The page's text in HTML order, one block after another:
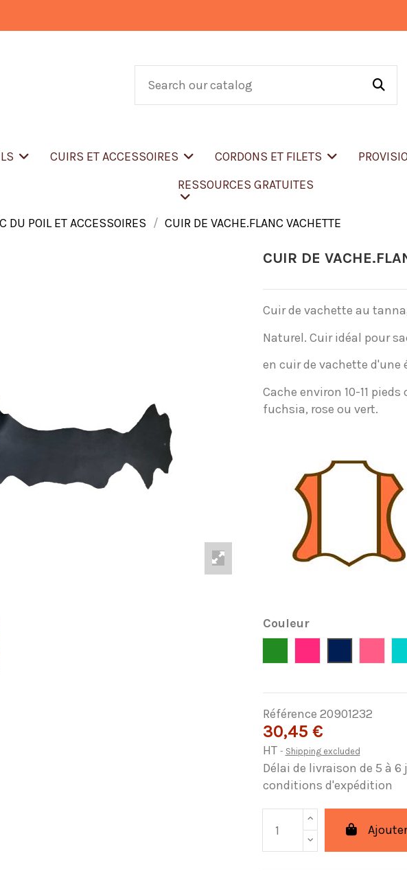
CUIRS ET ACCESSOIRES CORDONS ET FILETS
RESSOURCES GRATUITES
DU POIL ET ACCESSOIRES CUIR DE VACHE.FLANC VACHETTE
CUIR DE
Cuir de vachette au
Naturel. Cuir idéal pour
en cuir de vachette d'une
Cache environ 10-11
fuchsia, rose ou vert.
Couleur
Référence 20901232
30,45 €
HT Shipping excluded
Délai de livraison de 5 à
conditions d'expédition